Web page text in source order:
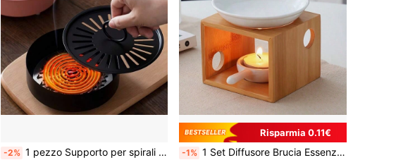
-2% 1 pezzo Supporto per spirali antizanzare di grande diametro, resistente al calore e ignifugo, design stabile, adatto per uso interno ed esterno, materiale in plastica, stile casa giardino cortile campeggio, motivo rastrelliera per spirali antizanzare, bruciatore di incenso e posacenere, adatto per cortile veranda campeggio
Risparmia 0.11€
-1% 1 Set Diffusore Brucia Essenze In Ceramica, Portacandele Con Fiore Inciso Ed Aromaterapia, Scaldavivande Con Olio Per Uso Domestico Durante Le Vacanze